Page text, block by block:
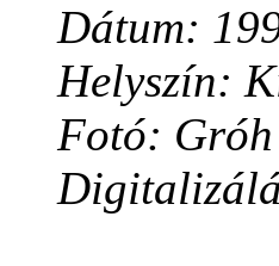
Dátum:
Helyszín:
Fotó: Gróh